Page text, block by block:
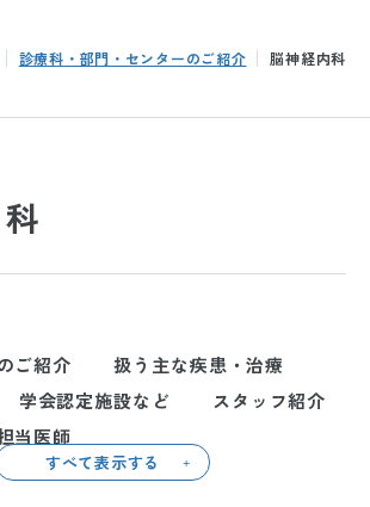
診療科・部門・センターのご紹介 脳神経内科
ご紹介
扱う主な疾患・治療
学会認定施設など
スタッフ紹介
当医師
すべて表示する